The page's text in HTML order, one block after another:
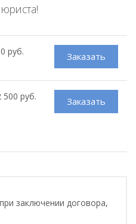
руб. Заказать
500 руб. Заказать
заключении договора,